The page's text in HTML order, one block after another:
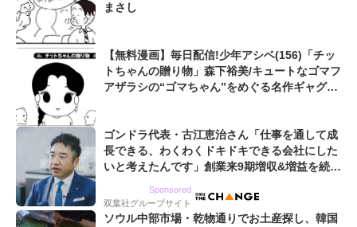
まさし
【無料漫画】毎日配信!少年アシベ(156)「チッ
トちゃんの贈り物」森下裕美/キュートなゴマフ
アザラシの“ゴマちゃん”をめぐる名作ギャグ4
ゴンドラ代表・古江恵治さん「仕事を通して成
長できる、わくわくドキドキできる会社にした
いと考えたんです」創業来9期増収&増益を続け
Sponsored
双葉社グループサイト
ソウル中部市場・乾物通りでお土産探し、韓国